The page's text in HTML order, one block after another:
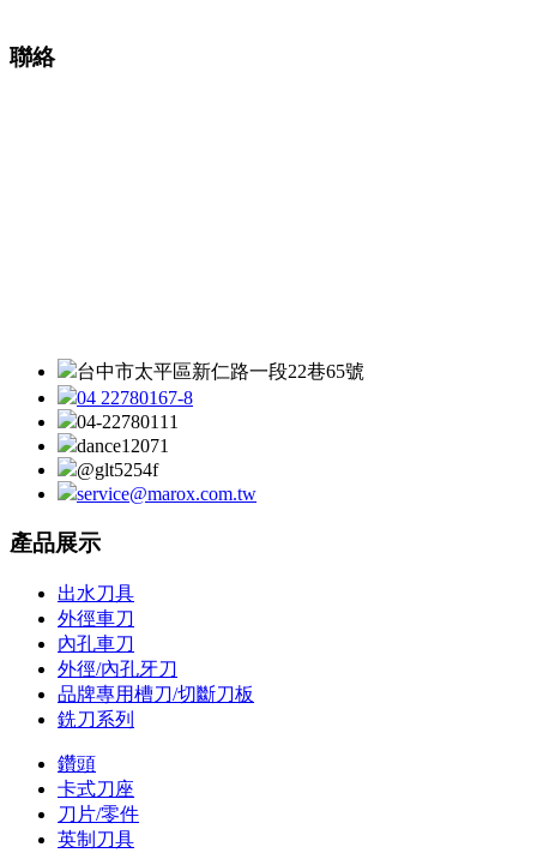
聯絡
台中市太平區新仁路一段22巷65號
04 22780167-8
04-22780111
dance12071
@glt5254f
service@marox.com.tw
產品展示
出水刀具
外徑車刀
內孔車刀
外徑/內孔牙刀
品牌專用槽刀/切斷刀板
銑刀系列
鑽頭
卡式刀座
刀片/零件
英制刀具